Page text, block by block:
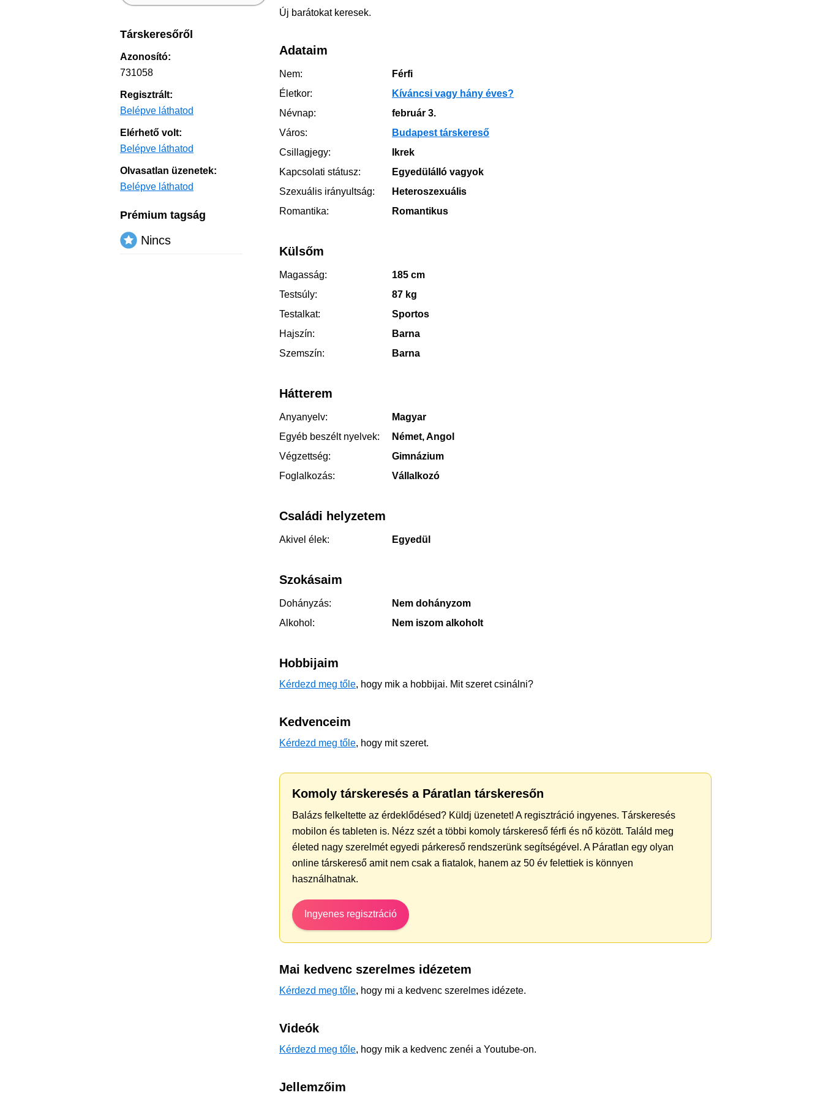
Új barátokat keresek.
Adataim
Nem:
Férfi
Életkor:
Kíváncsi vagy hány éves?
Névnap:
február 3.
Város:
Budapest társkereső
Csillagjegy:
Ikrek
Kapcsolati státusz:
Egyedülálló vagyok
Szexuális irányultság:
Heteroszexuális
Romantika:
Romantikus
Külsőm
Magasság:
185 cm
Testsúly:
87 kg
Testalkat:
Sportos
Hajszín:
Barna
Szemszín:
Barna
Hátterem
Anyanyelv:
Magyar
Egyéb beszélt nyelvek:
Német, Angol
Végzettség:
Gimnázium
Foglalkozás:
Vállalkozó
Családi helyzetem
Akivel élek: Egyedül
Szokásaim
Dohányzás:
Nem dohányzom
Alkohol:
Nem iszom alkoholt
Hobbijaim
Kérdezd meg tőle, hogy mik a hobbijai. Mit szeret csinálni?
Kedvenceim
Kérdezd meg tőle, hogy mit szeret.
Komoly társkeresés a Páratlan társkeresőn
Balázs felkeltette az érdeklődésed? Küldj üzenetet! A regisztráció ingyenes. Társkeresés
mobilon és tableten is. Nézz szét a többi komoly társkereső férfi és nő között. Találd meg
életed nagy szerelmét egyedi párkereső rendszerünk segítségével. A Páratlan egy olyan
online társkereső amit nem csak a fiatalok, hanem az 50 év felettiek is könnyen
használhatnak.
Ingyenes regisztráció
Mai kedvenc szerelmes idézetem
Kérdezd meg tőle, hogy mi a kedvenc szerelmes idézete.
Videók
Kérdezd meg tőle, hogy mik a kedvenc zenéi a Youtube-on.
Jellemzőim
Társkeresőről
Azonosító:
731058
Regisztrált:
Belépve láthatod
Elérhető volt:
Belépve láthatod
Olvasatlan üzenetek:
Belépve láthatod
Prémium tagság
Nincs